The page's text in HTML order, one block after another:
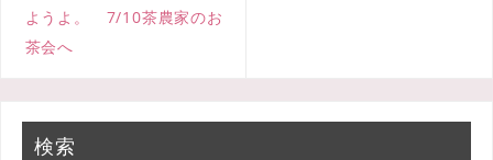
ようよ。 7/10茶農家のお
茶会へ
検索